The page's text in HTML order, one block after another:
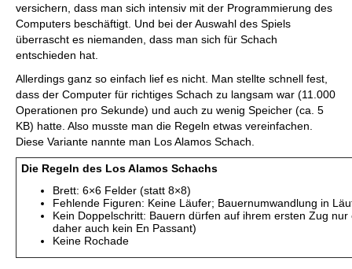
versichern, dass man sich intensiv mit der Programmierung des
Computers beschäftigt. Und bei der Auswahl des Spiels
überrascht es niemanden, dass man sich für Schach
entschieden hat.
Allerdings ganz so einfach lief es nicht. Man stellte schnell fest,
dass der Computer für richtiges Schach zu langsam war (11.000
Operationen pro Sekunde) und auch zu wenig Speicher (ca. 5
KB) hatte. Also musste man die Regeln etwas vereinfachen.
Diese Variante nannte man Los Alamos Schach.
Die Regeln des Los Alamos Schachs
Brett: 6×6 Felder (statt 8×8)
Fehlende Figuren: Keine Läufer; Bauernumwandlung in
Kein Doppelschritt: Bauern dürfen auf ihrem ersten Zug
daher auch kein En Passant)
Keine Rochade